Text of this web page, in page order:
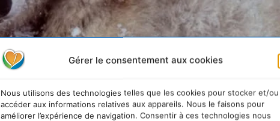
Gérer le consentement aux cookies
Nous utilisons des technologies telles que les cookies pour stocker et/ou
accéder aux informations relatives aux appareils. Nous le faisons pour
améliorer l’expérience de navigation. Consentir à ces technologies nous